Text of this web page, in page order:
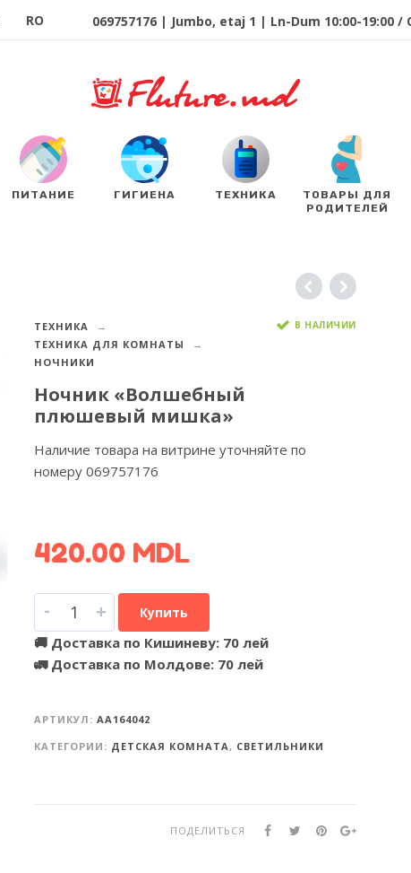
RO 069757176 | Jumbo, etaj 1 | Ln-Dum 10:00-19:00 /
ПИТАНИЕ ГИГИЕНА ТЕХНИКА
ТОВАРЫ ДЛЯ
РОДИТЕЛЕЙ
ТЕХНИКА
ТЕХНИКА ДЛЯ КОМНАТЫ
НОЧНИКИ
В НАЛИЧИИ
Ночник «Волшебный
плюшевый мишка»
Наличие товара на витрине уточняйте по
номеру 069757176
420.00 MDL
- + Купить
🚚 Доставка по Кишиневу: 70 лей
🚛 Доставка по Молдове: 70 лей
АРТИКУЛ: AA164042
КАТЕГОРИИ: ДЕТСКАЯ КОМНАТА , СВЕТИЛЬНИКИ
ПОДЕЛИТЬСЯ